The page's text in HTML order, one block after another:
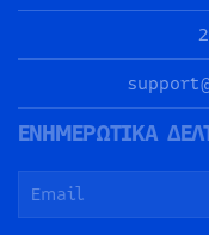
ΕΝΗΜΕΡΩΤΙΚΑ